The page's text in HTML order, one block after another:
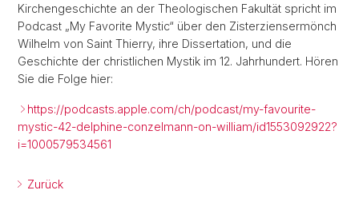
Kirchengeschichte an der Theologischen Fakultät spricht im
Podcast „My Favorite Mystic“ über den Zisterziensermönch
Wilhelm von Saint Thierry, ihre Dissertation, und die
Geschichte der christlichen Mystik im 12. Jahrhundert. Hören
Sie die Folge hier:
https://podcasts.apple.com/ch/podcast/my-favourite-
mystic-42-delphine-conzelmann-on-william/id1553092922?
i=1000579534561
Zurück